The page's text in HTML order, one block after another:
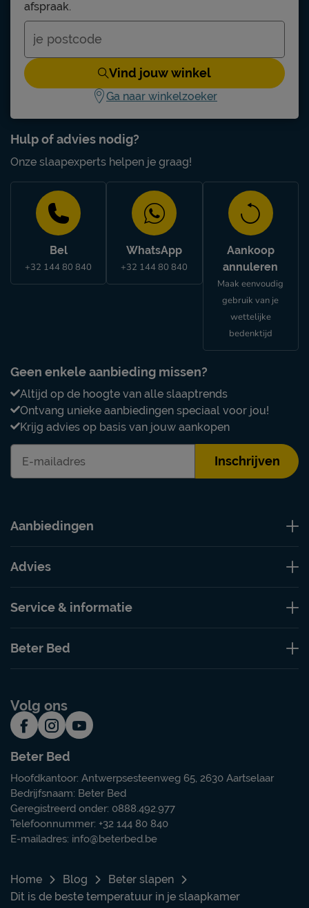
Hulp of advies nodig?
Onze slaapexperts helpen je graag!
Bel
+32 144 80 840
WhatsApp
+32 144 80 840
Aankoop
annuleren
Maak eenvoudig
gebruik van je
wettelijke
bedenktijd
Geen enkele aanbieding missen?
Altijd op de hoogte van alle slaaptrends
Ontvang unieke aanbiedingen speciaal voor jou!
Krijg advies op basis van jouw aankopen
Inschrijven
afspraak.
Vind jouw winkel
Ga naar winkelzoeker
Aanbiedingen
Advies
Service & informatie
Beter Bed
Volg ons
Beter Bed
Hoofdkantoor: Antwerpsesteenweg 65, 2630 Aartselaar
Bedrijfsnaam: Beter Bed
Geregistreerd onder: 0888.492.977
Telefoonnummer: +32 144 80 840
E-mailadres: info@beterbed.be
Home Blog
Beter slapen
Dit is de beste temperatuur in je slaapkamer